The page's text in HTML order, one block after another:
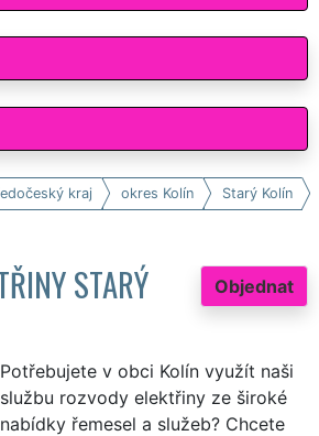
kraj okres Kolín Starý Kolín
Objednat
STARÝ
Potřebujete v obci Kolín využít naši
službu rozvody elektřiny ze široké
nabídky řemesel a služeb? Chcete